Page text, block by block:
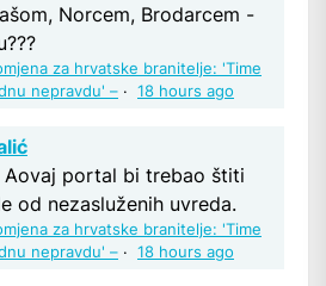
Norcem, Brodarcem -
za hrvatske branitelje: 'Time
nepravdu' – · 18 hours ago
Aovaj portal bi trebao štiti
od nezasluženih uvreda.
za hrvatske branitelje: 'Time
nepravdu' – · 18 hours ago